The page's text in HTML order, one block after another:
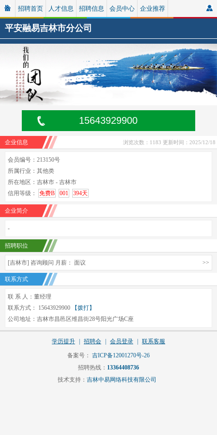
招聘首页 人才信息 招聘信息 会员中心 企业推荐
平安融易吉林市分公司
15643929900
更新时间：2025/12/18
浏览次数：1183
企业信息
会员编号：213150号
所属行业：其他类
所在地区：吉林市 - 吉林市
信用等级：
免费B 001 394天
企业简介
-
招聘职位
>>
[吉林市] 咨询顾问 月薪： 面议
联系方式
联 系 人：董经理
联系方式： 15643929900
【拨打】
公司地址：吉林市昌邑区维昌街28号阳光广场C座
学历提升 | 招聘会 | 会员登录 | 联系客服
备案号： 吉ICP备12001270号-26
招聘热线： 13364408736
技术支持： 吉林中易网络科技有限公司